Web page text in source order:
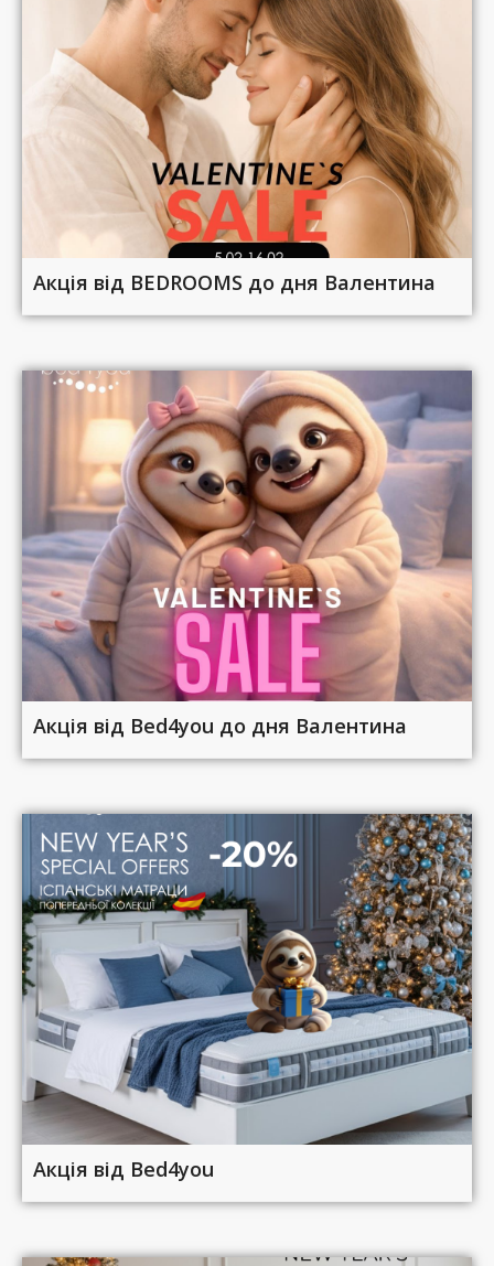
Акція від BEDROOMS до дня Валентина
Акція від Bed4you до дня Валентина
Акція від Bed4you